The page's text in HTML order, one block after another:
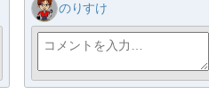
のりすけ